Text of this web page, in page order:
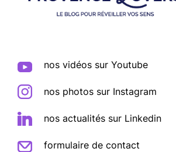
nos vidéos sur Youtube
nos photos sur Instagram
nos actualités sur Linkedin
formulaire de contact